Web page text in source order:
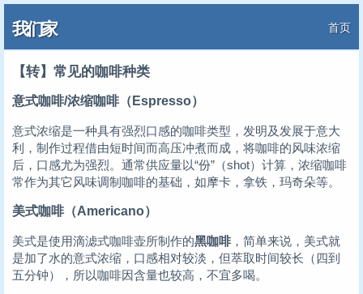
我们家 首页
【转】常见的咖啡种类
意式咖啡/浓缩咖啡（Espresso）
意式浓缩是一种具有强烈口感的咖啡类型，发明及发展于意大
利，制作过程借由短时间而高压冲煮而成，将咖啡的风味浓缩
后，口感尤为强烈。通常供应量以“份”（shot）计算，浓缩咖啡
常作为其它风味调制咖啡的基础，如摩卡，拿铁，玛奇朵等。
美式咖啡（Americano）
美式是使用滴滤式咖啡壶所制作的黑咖啡，简单来说，美式就
是加了水的意式浓缩，口感相对较淡，但萃取时间较长（四到
五分钟），所以咖啡因含量也较高，不宜多喝。